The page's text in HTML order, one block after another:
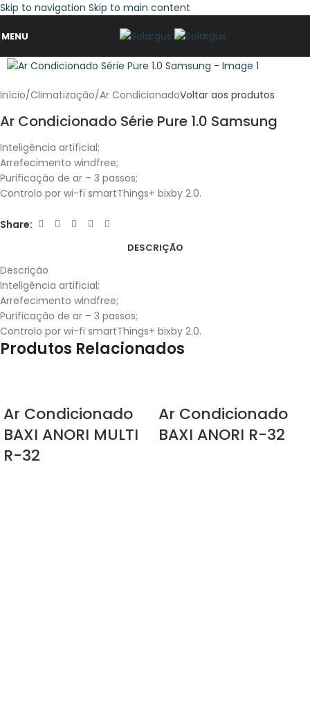
Skip to navigation Skip to main content
MENU
Início/Climatização/Ar CondicionadoVoltar aos produtos
Ar Condicionado Série Pure 1.0 Samsung
Inteligência artificial;
Arrefecimento windfree;
Purificação de ar – 3 passos;
Controlo por wi-fi smartThings+ bixby 2.0.
Share:
DESCRIÇÃO
Descrição
Inteligência artificial;
Arrefecimento windfree;
Purificação de ar – 3 passos;
Controlo por wi-fi smartThings+ bixby 2.0.
Produtos Relacionados
Ar Condicionado
BAXI ANORI MULTI
R-32
Ar Condicionado
BAXI ANORI R-32